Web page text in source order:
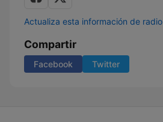
Actualiza esta información de radio
Compartir
Facebook Twitter